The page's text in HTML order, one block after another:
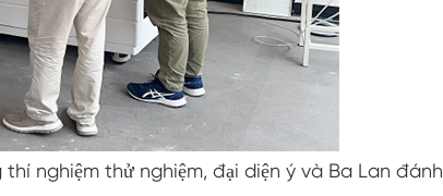
Buồng Nhiệt ẩm
Lò sấy
Thiết bị kiểm tra tấm pin PV
nghiệm thử nghiệm, đại diện ý và Ba Lan đánh